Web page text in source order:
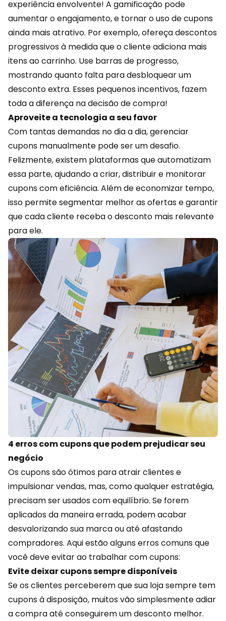
experiência envolvente! A gamificação pode
aumentar o engajamento, e tornar o uso de cupons
ainda mais atrativo. Por exemplo, ofereça descontos
progressivos à medida que o cliente adiciona mais
itens ao carrinho. Use barras de progresso,
mostrando quanto falta para desbloquear um
desconto extra. Esses pequenos incentivos, fazem
toda a diferença na decisão de compra!
Aproveite a tecnologia a seu favor
Com tantas demandas no dia a dia, gerenciar
cupons manualmente pode ser um desafio.
Felizmente, existem plataformas que automatizam
essa parte, ajudando a criar, distribuir e monitorar
cupons com eficiência. Além deeconomizar tempo,
isso permite segmentar melhor as ofertas e garantir
que cada cliente receba o desconto mais relevante
para ele.
4 erros com cupons que podem prejudicar seu
negócio
Os cupons são ótimos para atrair clientes e
impulsionar vendas, mas, como qualquer estratégia,
precisam ser usados com equilíbrio. Se forem
aplicados da maneira errada, podem acabar
desvalorizando sua marca ou até afastando
compradores. Aqui estão algunserroscomuns que
você deve evitar ao trabalhar com cupons:
Evite deixar cupons sempre disponíveis
Se os clientes perceberem que sua loja sempre tem
cupons à disposição, muitos vão simplesmente adiar
a compra até conseguirem um desconto melhor.